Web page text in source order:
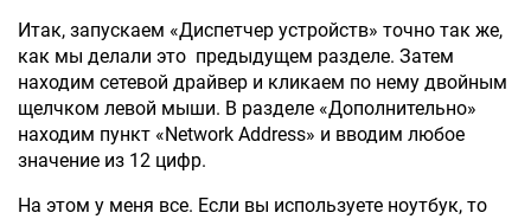
Итак, запускаем «Диспетчер устройств» точно так же,
как мы делали это предыдущем разделе. Затем
находим сетевой драйвер и кликаем по нему двойным
щелчком левой мыши. В разделе «Дополнительно»
находим пункт «Network Address» и вводим любое
значение из 12 цифр.
На этом у меня все. Если вы используете ноутбук, то